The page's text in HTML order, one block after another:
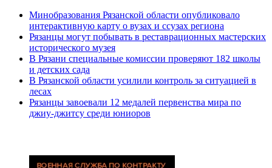
Минобразования Рязанской области опубликовало
интерактивную карту о вузах и ссузах региона
Рязанцы могут побывать в реставрационных мастерских
исторического музея
В Рязани специальные комиссии проверяют 182 школы
и детских сада
В Рязанской области усилили контроль за ситуацией в
лесах
Рязанцы завоевали 12 медалей первенства мира по
джиу-джитсу среди юниоров